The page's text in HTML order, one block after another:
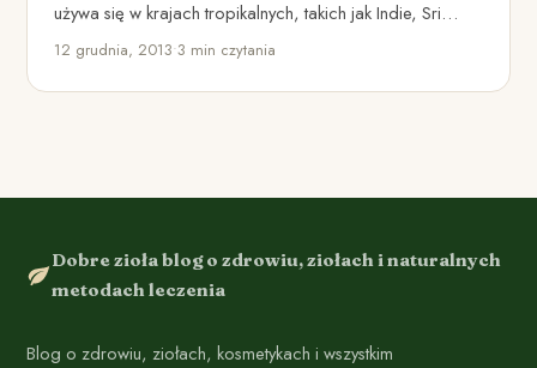
używa się w krajach tropikalnych, takich jak Indie, Sri
Lanka, Tajlandia…
12 grudnia, 2013•3 min czytania
Dobre zioła blog o zdrowiu, ziołach i naturalnych
metodach leczenia
Blog o zdrowiu, ziołach, kosmetykach i wszystkim